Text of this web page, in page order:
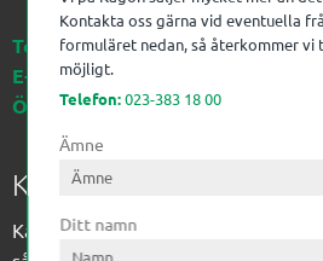
Telefon:023-383 18 00
E-post:kagon@kagon.se
Öppettider:Måndag-Fredag, 07-16
Kagon AB
Kagon har sedan 1972 levererat
Kontakta oss gärna vid eventuella
formuläret nedan, så återkommer vi
möjligt.
Telefon:023-383 18 00
Ämne
Ditt namn